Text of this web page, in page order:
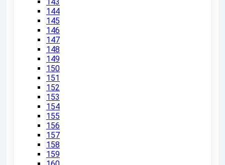
143
144
145
146
147
148
149
150
151
152
153
154
155
156
157
158
159